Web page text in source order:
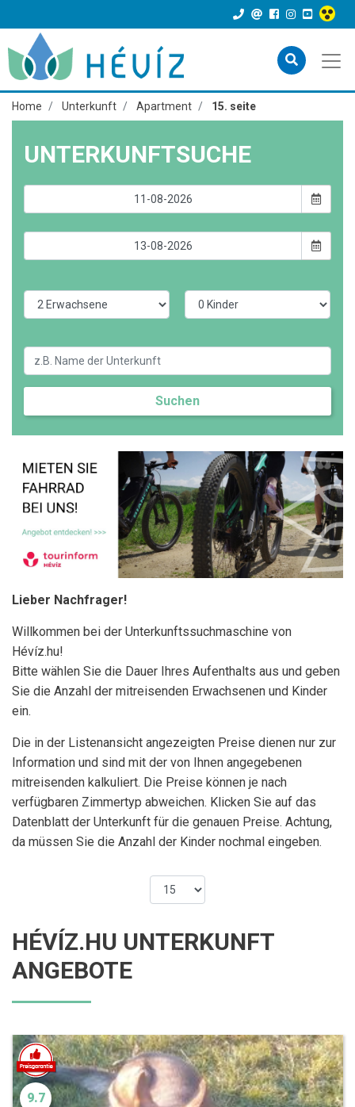
Home Unterkunft Apartment 15. seite
UNTERKUNFTSUCHE
Suchen
Lieber Nachfrager!
Willkommen bei der Unterkunftssuchmaschine von
Hévíz.hu!
Bitte wählen Sie die Dauer Ihres Aufenthalts aus und geben
Sie die Anzahl der mitreisenden Erwachsenen und Kinder
ein.
Die in der Listenansicht angezeigten Preise dienen nur zur
Information und sind mit der von Ihnen angegebenen
mitreisenden kalkuliert. Die Preise können je nach
verfügbaren Zimmertyp abweichen. Klicken Sie auf das
Datenblatt der Unterkunft für die genauen Preise. Achtung,
da müssen Sie die Anzahl der Kinder nochmal eingeben.
HÉVÍZ.HU UNTERKUNFT
ANGEBOTE
9.7